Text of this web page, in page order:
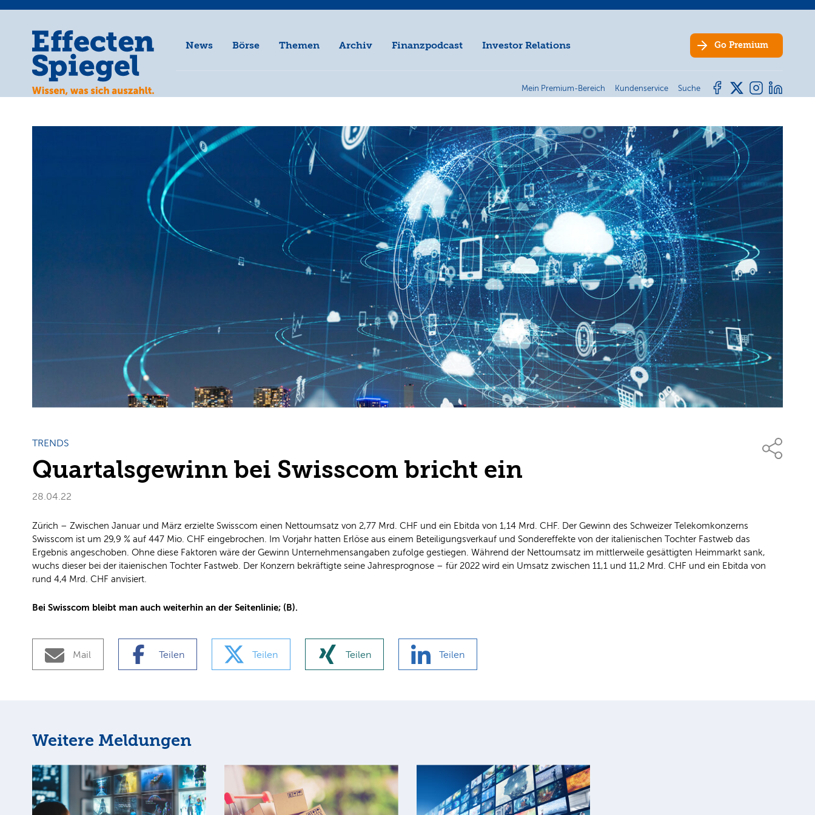
News Börse Themen Archiv Finanzpodcast Investor Relations Go Premium
Mein Premium-Bereich Kundenservice Suche
TRENDS
Quartalsgewinn bei Swisscom bricht ein
28.04.22
Zürich – Zwischen Januar und März erzielte Swisscom einen Nettoumsatz von 2,77 Mrd. CHF und ein Ebitda von 1,14 Mrd. CHF. Der Gewinn des Schweizer Telekomkonzerns
Swisscom ist um 29,9 % auf 447 Mio. CHF eingebrochen. Im Vorjahr hatten Erlöse aus einem Beteiligungsverkauf und Sondereffekte von der italienischen Tochter Fastweb das
Ergebnis angeschoben. Ohne diese Faktoren wäre der Gewinn Unternehmensangaben zufolge gestiegen. Während der Nettoumsatz im mittlerweile gesättigten Heimmarkt sank,
wuchs dieser bei der itaienischen Tochter Fastweb. Der Konzern bekräftigte seine Jahresprognose – für 2022 wird ein Umsatz zwischen 11,1 und 11,2 Mrd. CHF und ein Ebitda von
rund 4,4 Mrd. CHF anvisiert.
Bei Swisscom bleibt man auch weiterhin an der Seitenlinie; (B).
Mail Teilen Teilen Teilen Teilen
Weitere Meldungen